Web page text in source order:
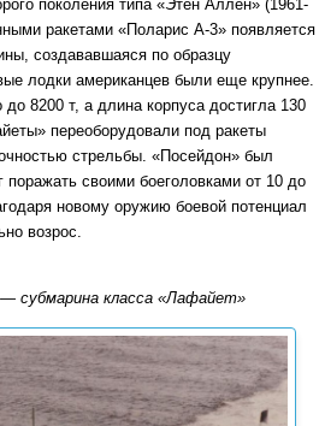
поколения типа «Этен Аллен» (1961-
ракетами «Поларис А-3» появляется
создававшаяся по образцу
лодки американцев были еще крупнее.
8200 т, а длина корпуса достигла 130
переоборудовали под ракеты
стрельбы. «Посейдон» был
поражать своими боеголовками от 10 до
новому оружию боевой потенциал
возрос.
субмарина класса «Лафайет»